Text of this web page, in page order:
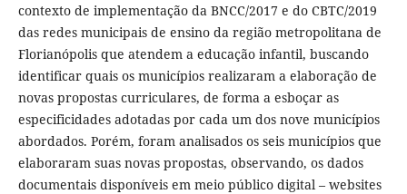
contexto de implementação da BNCC/2017 e do CBTC/2019
das redes municipais de ensino da região metropolitana de
Florianópolis que atendem a educação infantil, buscando
identificar quais os municípios realizaram a elaboração de
novas propostas curriculares, de forma a esboçar as
especificidades adotadas por cada um dos nove municípios
abordados. Porém, foram analisados os seis municípios que
elaboraram suas novas propostas, observando, os dados
documentais disponíveis em meio público digital – websites